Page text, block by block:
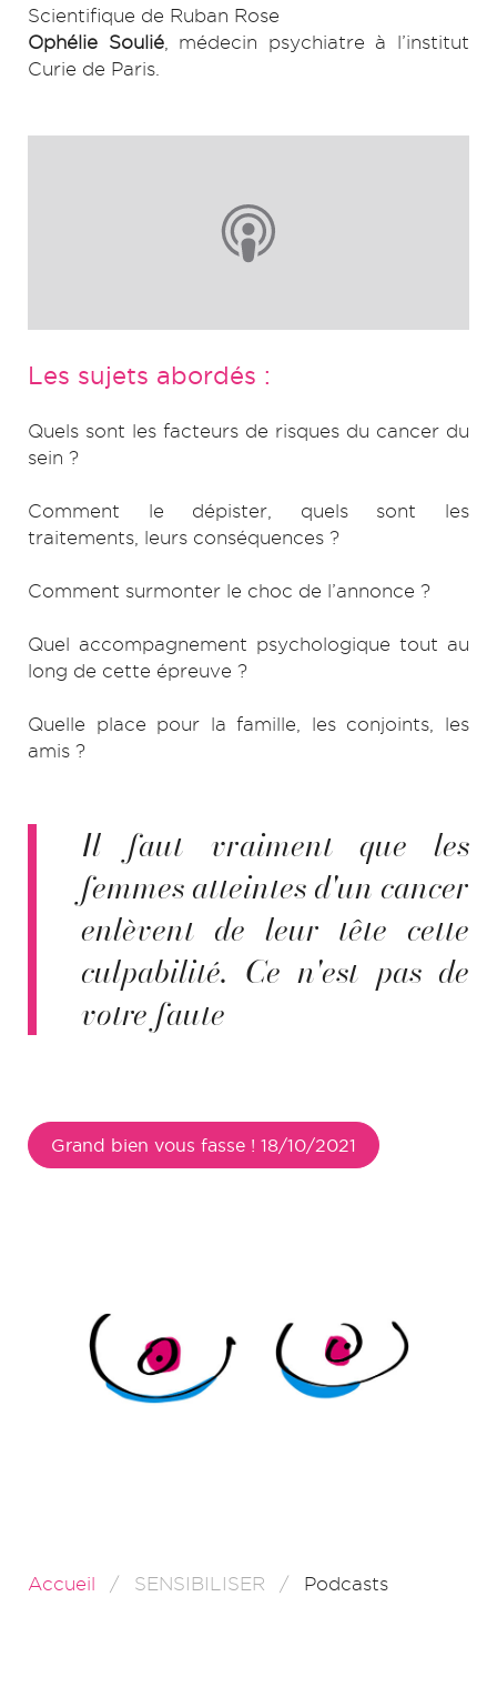
Scientifique de Ruban Rose
Ophélie Soulié, médecin psychiatre à l’institut
Curie de Paris.
Les sujets abordés :
Quels sont les facteurs de risques du cancer du
sein ?
Comment le dépister, quels sont les
traitements, leurs conséquences ?
Comment surmonter le choc de l’annonce ?
Quel accompagnement psychologique tout au
long de cette épreuve ?
Quelle place pour la famille, les conjoints, les
amis ?
Il faut vraiment que les
femmes atteintes d'un cancer
enlèvent de leur tête cette
culpabilité. Ce n'est pas de
votre faute
Grand bien vous fasse ! 18/10/2021
Accueil SENSIBILISER Podcasts